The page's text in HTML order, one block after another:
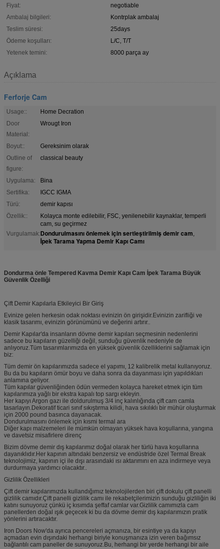
Fiyat:
negotiable
Ambalaj bilgileri:
Kontrplak ambalaj
Teslim süresi:
25days
Ödeme koşulları:
L/C, T/T
Yetenek temini:
8000 parça ay
Açıklama
Ferforje Cam
Usage::
Home Decration
Door
Material:
Wrougt Iron
Boyut::
Gereksinim olarak
Outline of
figure:
classical beauty
Uygulama:
Bina
Sertifika:
IGCC IGMA
Türü:
demir kapısı
Özellik::
Kolayca monte edilebilir, FSC, yenilenebilir kaynaklar, temperli
cam, su geçirmez
Vurgulamak:Dondurulmasını önlemek için sertleştirilmiş demir cam,
İpek Tarama Yapma Demir Kapı Camı
Dondurma önle Tempered Kavma Demir Kapı Cam İpek Tarama Büyük
Güvenlik Özelliği
Çift Demir Kapılarla Etkileyici Bir Giriş
Evinize gelen herkesin odak noktası evinizin ön girişidir.Evinizin zarifliği ve
klasik tasarımı, evinizin görünümünü ve değerini artırır..
Demir Kapılar'da insanların dövme demir kapıları seçmesinin nedenlerini
sadece bu kapıların güzelliği değil, sunduğu güvenlik nedeniyle de
anlıyoruz.Tüm tasarımlarımızda en yüksek güvenlik özelliklerini sağlamak için
biz:
Tüm demir ön kapılarımızda sadece el yapımı, 12 kalibrelik metal kullanıyoruz.
Bu da bu kapıların ömür boyu ve daha sonra da dayanması için yapıldıkları
anlamına geliyor.
Tüm kapılar güvenliğinden ödün vermeden kolayca hareket etmek için tüm
kapılarımıza yağlı bir ekstra kapalı top sargı ekleyin.
Her kapıyı Argon gazı ile doldurulmuş 3/4 inç kalınlığında çift cam camla
tasarlayın.Dekoratif ticari sınıf sıkıştırma kilidi, hava sıkılıklı bir mühür oluşturmak
için 2000 pound basınca dayanacak.
Dondurulmasını önlemek için kısmi termal ara
Diğer kapı malzemeleri ile mümkün olmayan yüksek hava koşullarına, yangına
ve davetsiz misafirlere direnç
Bizim dövme demir dış kapılarımız doğal olarak her türlü hava koşullarına
dayanıklıdır.Her kapının altındaki benzersiz ve endüstride özel Termal Break
teknolojimiz, kapının içi ile dışı arasındaki ısı aktarımını en aza indirmeye veya
durdurmaya yardımcı olacaktır..
Gizlilik Özellikleri
Çift demir kapılarımızda kullandığımız teknolojilerden biri çift dokulu çift panelli
gizlilik camıdır.Çift panelli gizlilik camı ile rekabetçilerimizin sunduğu gizliliğin iki
katını sunuyoruz çünkü iç kısımda şeffaf camlar var.Gizlilik camımızla cam
panellerden doğal ışık geçecek ki bu da dövme demir dış kapılarımızın pratik
yönlerini artıracaktır.
Iron Doors Now'da ayrıca pencereleri açmanıza, bir esintiye ya da kapıyı
açmadan evin dışındaki herhangi biriyle konuşmanıza izin veren bağımsız
bağlantılı cam paneller de sunuyoruz.Bu, herhangi bir yerde herhangi bir aile